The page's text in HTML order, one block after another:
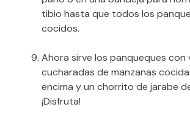
tibio hasta que todos los
cocidos.
Ahora sirve los panqueques con
cucharadas de manzanas
encima y un chorrito de jarabe
¡Disfruta!